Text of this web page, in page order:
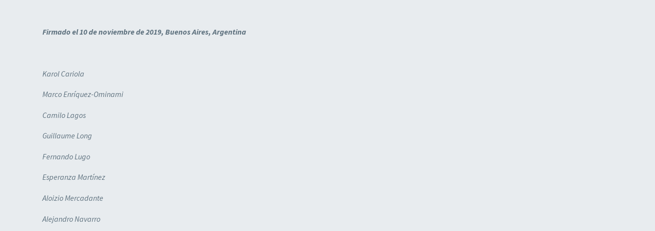
Firmado el 10 de noviembre de 2019, Buenos Aires, Argentina
Karol Cariola
Marco Enríquez-Ominami
Camilo Lagos
Guillaume Long
Fernando Lugo
Esperanza Martínez
Aloizio Mercadante
Alejandro Navarro